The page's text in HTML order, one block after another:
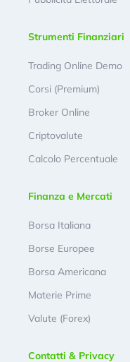
Strumenti Finanziari
Trading Online Demo
Corsi (Premium)
Broker Online
Criptovalute
Calcolo Percentuale
Finanza e Mercati
Borsa Italiana
Borse Europee
Borsa Americana
Materie Prime
Valute (Forex)
Contatti & Privacy